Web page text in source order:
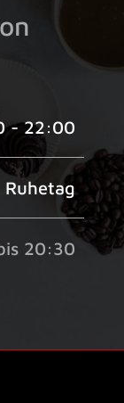
- 22:00
Ruhetag
20:30